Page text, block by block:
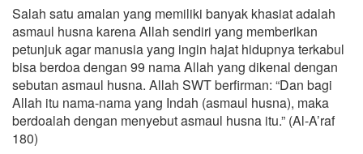
Salah satu amalan yang memiliki banyak khasiat adalah
asmaul husna karena Allah sendiri yang memberikan
petunjuk agar manusia yang ingin hajat hidupnya terkabul
bisa berdoa dengan 99 nama Allah yang dikenal dengan
sebutan asmaul husna. Allah SWT berfirman: “Dan bagi
Allah itu nama-nama yang Indah (asmaul husna), maka
berdoalah dengan menyebut asmaul husna itu.” (Al-A’raf
180)